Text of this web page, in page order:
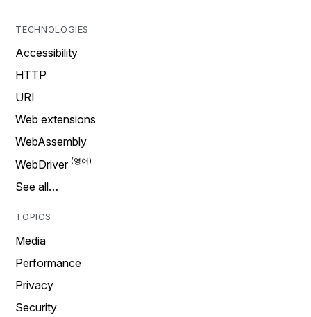
TECHNOLOGIES
Accessibility
HTTP
URI
Web extensions
WebAssembly
WebDriver
See all…
TOPICS
Media
Performance
Privacy
Security